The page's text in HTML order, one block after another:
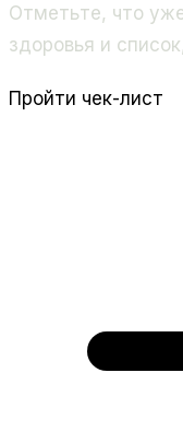
Отметьте, что
здоровья и
Пройти чек-лист